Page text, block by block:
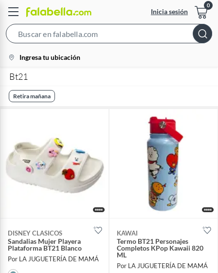
Inicia sesión
Bar
location-
icon
Ingresa tu ubicación
Bt21
Retira mañana
DISNEY CLASICOS
Sandalias Mujer Playera
Plataforma BT21 Blanco
Por LA JUGUETERÍA DE MAMÁ
KAWAI
Termo BT21 Personajes
Completos KPop Kawaii 820
ML
Por LA JUGUETERÍA DE MAMÁ